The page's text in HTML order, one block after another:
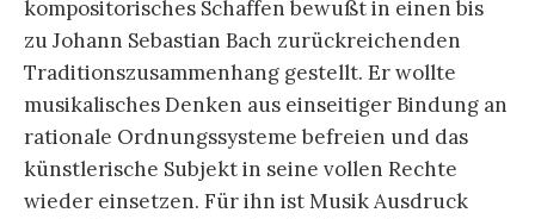
kompositorisches Schaffen bewußt in einen bis
zu Johann Sebastian Bach zurückreichenden
Traditionszusammenhang gestellt. Er wollte
musikalisches Denken aus einseitiger Bindung an
rationale Ordnungssysteme befreien und das
künstlerische Subjekt in seine vollen Rechte
wieder einsetzen. Für ihn ist Musik Ausdruck